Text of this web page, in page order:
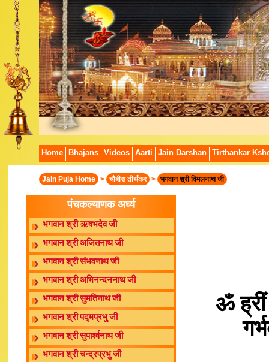
Home Bhajans Videos Aarti Jain Darshan Tirthankar
Jain Puja Home > चौबीस तीर्थंकर > भगवान श्री विमलनाथ जी
पंचकल्याणक अर्घ्य
भगवान श्री ऋषभदेव जी
भगवान श्री अजितनाथ जी
भगवान श्री संभवनाथ जी
भगवान श्री अभिनन्दननाथ जी
भगवान श्री सुमतिनाथ जी
भगवान श्री पद्मप्रभु जी
भगवान श्री सुपार्श्वनाथ जी
भगवान श्री चन्द्रप्रभु जी
ॐ ह्रीं